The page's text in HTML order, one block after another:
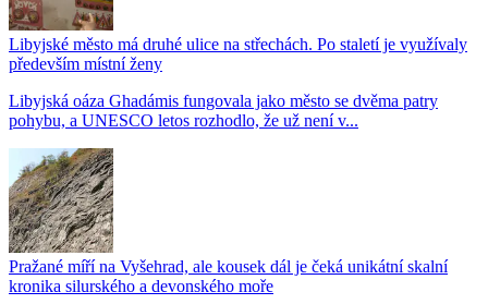
Libyjské město má druhé ulice na střechách. Po staletí je využívaly
především místní ženy
Libyjská oáza Ghadámis fungovala jako město se dvěma patry
pohybu, a UNESCO letos rozhodlo, že už není v...
Pražané míří na Vyšehrad, ale kousek dál je čeká unikátní skalní
kronika silurského a devonského moře